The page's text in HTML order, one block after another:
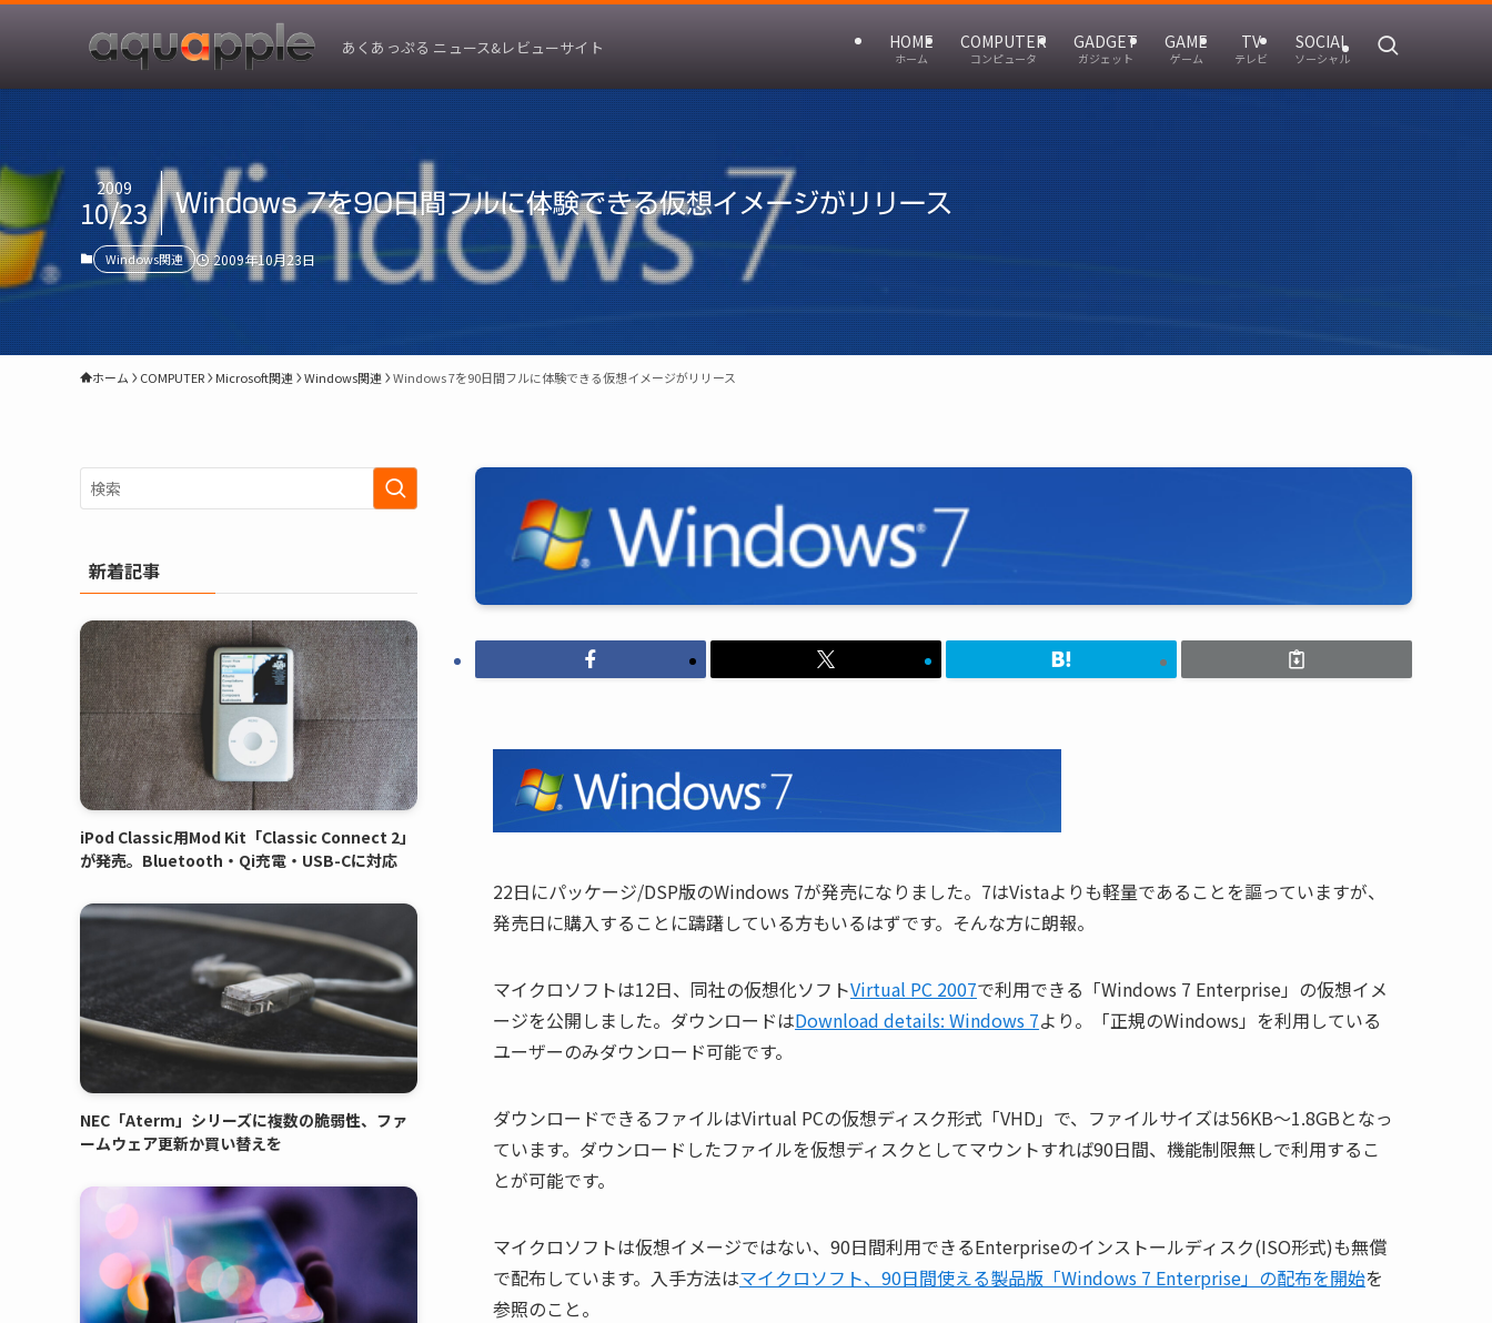
あくあっぷる ニュース&レビューサイト HOME
ホーム
COMPUTER
コンピュータ
GADGET
ガジェット
GAME
ゲーム
TV
テレビ
SOCIAL
ソーシャル
Windows 7を90日間フルに体験できる仮想イメージがリリース
2009
10/23
Windows関連 2009年10月23日
ホーム COMPUTER Microsoft関連 Windows関連 Windows 7を90日間フルに体験できる仮想イメージがリリース
22日にパッケージ/DSP版のWindows 7が発売になりました。7はVistaよりも軽量であることを謳っていますが、
発売日に購入することに躊躇している方もいるはずです。そんな方に朗報。
マイクロソフトは12日、同社の仮想化ソフトVirtual PC 2007で利用できる「Windows 7 Enterprise」の仮想イメ
ージを公開しました。ダウンロードはDownload details: Windows 7より。「正規のWindows」を利用している
ユーザーのみダウンロード可能です。
ダウンロードできるファイルはVirtual PCの仮想ディスク形式「VHD」で、ファイルサイズは56KB～1.8GBとなっ
ています。ダウンロードしたファイルを仮想ディスクとしてマウントすれば90日間、機能制限無しで利用するこ
とが可能です。
マイクロソフトは仮想イメージではない、90日間利用できるEnterpriseのインストールディスク(ISO形式)も無償
で配布しています。入手方法はマイクロソフト、90日間使える製品版「Windows 7 Enterprise」の配布を開始を
参照のこと。
新着記事
iPod Classic用Mod Kit「Classic Connect 2」
が発売。Bluetooth・Qi充電・USB-Cに対応
NEC「Aterm」シリーズに複数の脆弱性、ファ
ームウェア更新か買い替えを